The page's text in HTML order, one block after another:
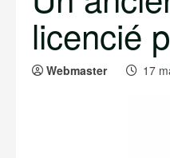
licencié
Webmaster 17